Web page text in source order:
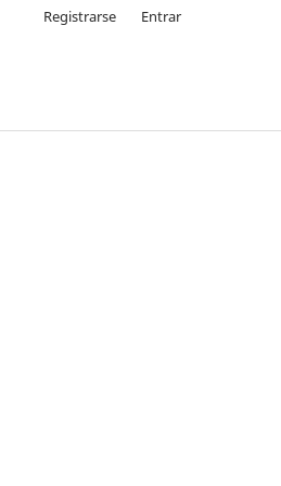
Registrarse Entrar